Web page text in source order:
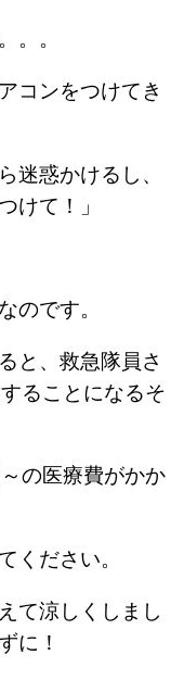
。。
コンをつけてき
迷惑かけるし、
けて！」
のです。
と、救急隊員さ
ることになるそ
の医療費がかか
ください。
て涼しくしまし
に！